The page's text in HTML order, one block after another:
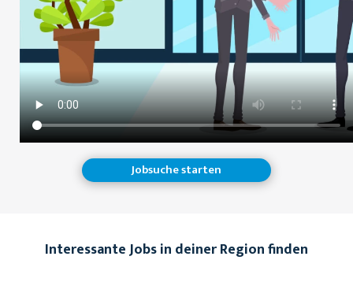
Jobsuche starten
Interessante Jobs in deiner Region finden